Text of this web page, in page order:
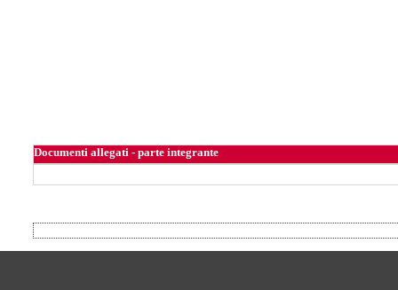
Documenti allegati - parte integrante